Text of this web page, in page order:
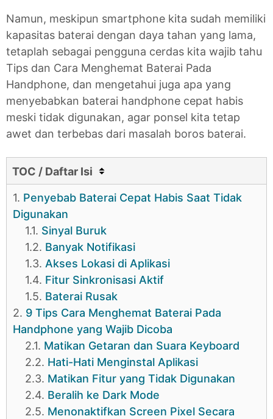
Namun, meskipun smartphone kita sudah memiliki
kapasitas baterai dengan daya tahan yang lama,
tetaplah sebagai pengguna cerdas kita wajib tahu
Tips dan Cara Menghemat Baterai Pada
Handphone, dan mengetahui juga apa yang
menyebabkan baterai handphone cepat habis
meski tidak digunakan, agar ponsel kita tetap
awet dan terbebas dari masalah boros baterai.
TOC / Daftar Isi
1. Penyebab Baterai Cepat Habis Saat Tidak
Digunakan
1.1. Sinyal Buruk
1.2. Banyak Notifikasi
1.3. Akses Lokasi di Aplikasi
1.4. Fitur Sinkronisasi Aktif
1.5. Baterai Rusak
2. 9 Tips Cara Menghemat Baterai Pada
Handphone yang Wajib Dicoba
2.1. Matikan Getaran dan Suara Keyboard
2.2. Hati-Hati Menginstal Aplikasi
2.3. Matikan Fitur yang Tidak Digunakan
2.4. Beralih ke Dark Mode
2.5. Menonaktifkan Screen Pixel Secara